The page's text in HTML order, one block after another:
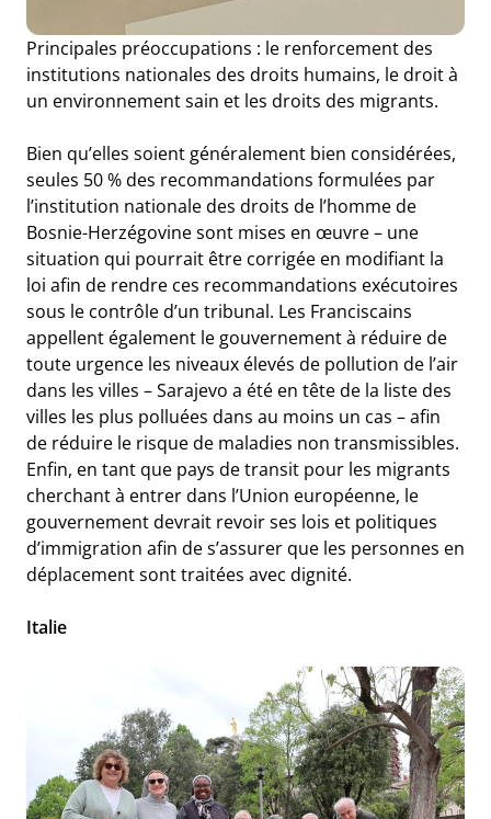
Principales préoccupations : le renforcement des
institutions nationales des droits humains, le droit à
un environnement sain et les droits des migrants.
Bien qu’elles soient généralement bien considérées,
seules 50 % des recommandations formulées par
l’institution nationale des droits de l’homme de
Bosnie-Herzégovine sont mises en œuvre – une
situation qui pourrait être corrigée en modifiant la
loi afin de rendre ces recommandations exécutoires
sous le contrôle d’un tribunal. Les Franciscains
appellent également le gouvernement à réduire de
toute urgence les niveaux élevés de pollution de l’air
dans les villes – Sarajevo a été en tête de la liste des
villes les plus polluées dans au moins un cas – afin
de réduire le risque de maladies non transmissibles.
Enfin, en tant que pays de transit pour les migrants
cherchant à entrer dans l’Union européenne, le
gouvernement devrait revoir ses lois et politiques
d’immigration afin de s’assurer que les personnes en
déplacement sont traitées avec dignité.
Italie